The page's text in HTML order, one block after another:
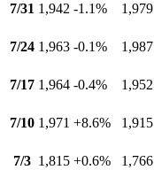
7/31 1,942 -1.1% 1,979
7/24 1,963 -0.1% 1,987
7/17 1,964 -0.4% 1,952
7/10 1,971 +8.6% 1,915
7/3 1,815 +0.6% 1,766